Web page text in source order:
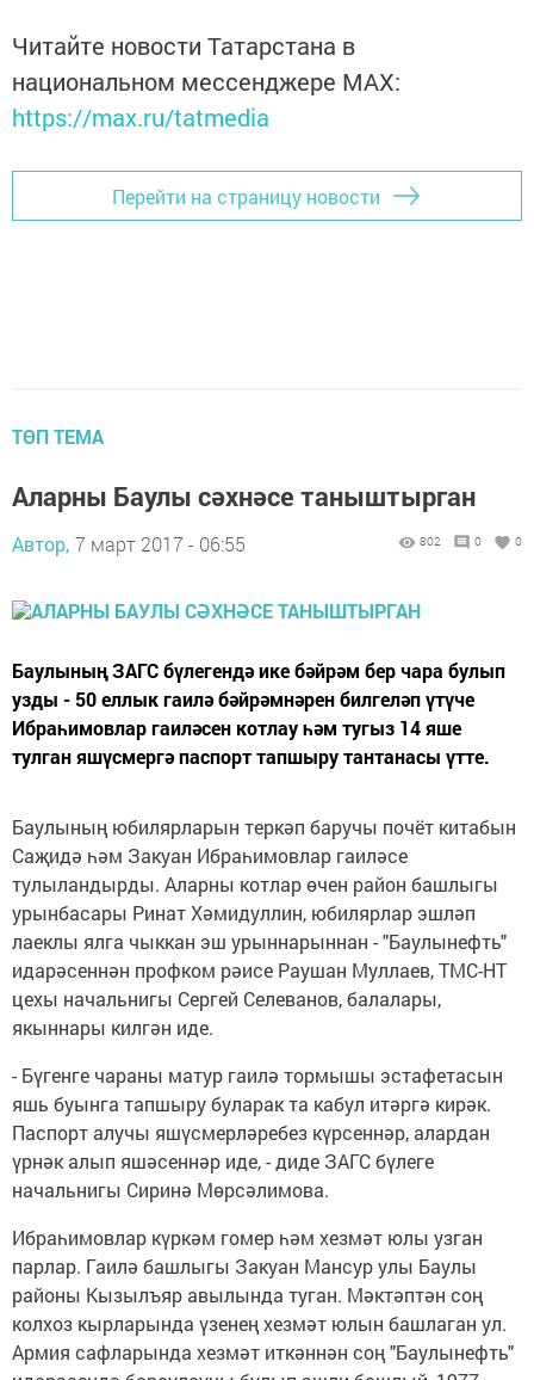
Читайте новости Татарстана в
национальном мессенджере MАХ:
https://max.ru/tatmedia
Перейти на страницу новости
ТӨП ТЕМА
Аларны Баулы сәхнәсе таныштырган
Автор, 7 март 2017 - 06:55 802 0 0
Баулының ЗАГС бүлегендә ике бәйрәм бер чара булып
узды - 50 еллык гаилә бәйрәмнәрен билгеләп үтүче
Ибраһимовлар гаиләсен котлау һәм тугыз 14 яше
тулган яшүсмергә паспорт тапшыру тантанасы үтте.
Баулының юбилярларын теркәп баручы почёт китабын
Саҗидә һәм Закуан Ибраһимовлар гаиләсе
тулыландырды. Аларны котлар өчен район башлыгы
урынбасары Ринат Хәмидуллин, юбилярлар эшләп
лаеклы ялга чыккан эш урыннарыннан - "Баулынефть"
идарәсеннән профком рәисе Раушан Муллаев, ТМС-НТ
цехы начальнигы Сергей Селеванов, балалары,
якыннары килгән иде.
- Бүгенге чараны матур гаилә тормышы эстафетасын
яшь буынга тапшыру буларак та кабул итәргә кирәк.
Паспорт алучы яшүсмерләребез күрсеннәр, алардан
үрнәк алып яшәсеннәр иде, - диде ЗАГС бүлеге
начальнигы Сиринә Мөрсәлимова.
Ибраһимовлар күркәм гомер һәм хезмәт юлы узган
парлар. Гаилә башлыгы Закуан Мансур улы Баулы
районы Кызылъяр авылында туган. Мәктәптән соң
колхоз кырларында үзенең хезмәт юлын башлаган ул.
Армия сафларында хезмәт иткәннән соң "Баулынефть"